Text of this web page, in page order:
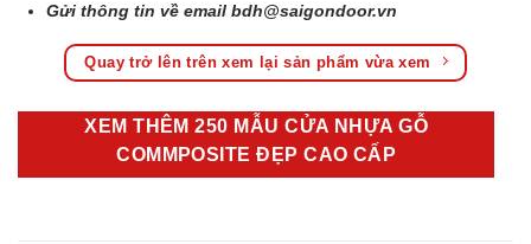
Gửi thông tin về emailbdh@saigondoor.vn
Quay trở lên trên xem lại sản phẩm vừa xem
XEM THÊM 250 MẪU CỬA NHỰA GỖ
COMMPOSITE ĐẸP CAO CẤP